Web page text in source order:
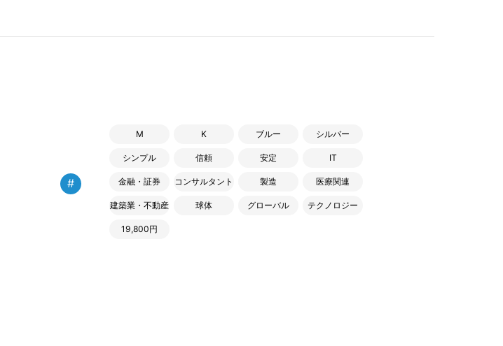
#
M K ブルー シルバー
シンプル 信頼 安定 IT
金融・証券 コンサルタント 製造 医療関連
建築業・不動産 球体 グローバル テクノロジー
19,800円